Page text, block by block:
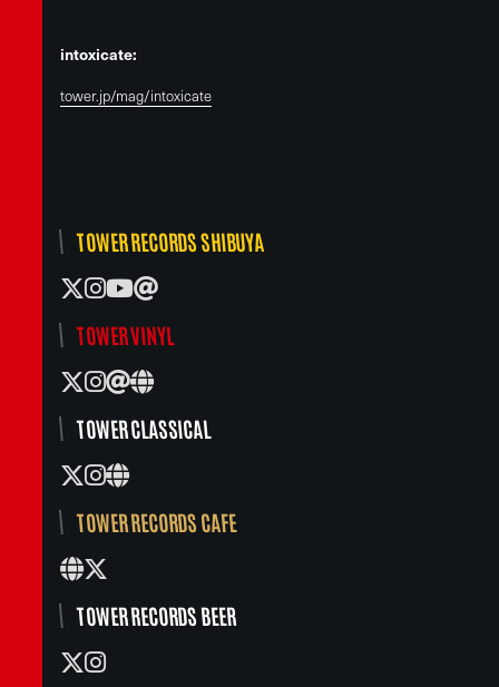
intoxicate:
tower.jp/mag/intoxicate
TOWER RECORDS SHIBUYA
TOWER VINYL
TOWER CLASSICAL
TOWER RECORDS CAFE
TOWER RECORDS BEER